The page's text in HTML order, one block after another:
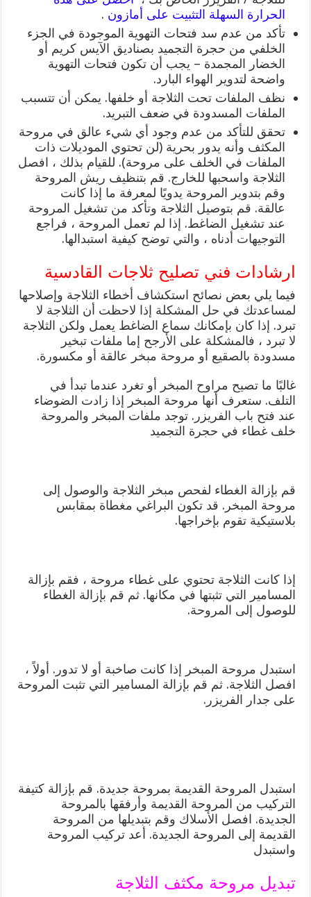
الحرارة السهلة التثبيت على أمازون .
تأكد من عدم سد فتحات التهوية الموجودة في الجزء
الخلفي من حجرة التجميد بصناديق الآيس كريم أو
الخضار المجمدة – يجب أن تكون فتحات التهوية
واضحة لتدوير الهواء البارد.
نظف الملفات تحت الثلاجة أو خلفها. يمكن أن تتسبب
الملفات المسدودة في ضعف التبريد.
تحقق للتأكد من عدم وجود أي شيء عالق في مروحة
المكثف وأنه يدور بحرية (لن تحتوي الموديلات ذات
الملفات في الخلف على مروحة). للقيام بذلك ، افصل
الثلاجة واسحبها للخارج. قم بتنظيف ريش المروحة
وقم بتدوير المروحة يدويًا لمعرفة ما إذا كانت
عالقة. قم بتوصيل الثلاجة وتأكد من تشغيل المروحة
عند تشغيل الضاغط. إذا لم تعمل المروحة ، فراجع
التوجيهات أدناه ، والتي توضح كيفية استبدالها.
ارشادات فني تصليح ثلاجات القادسية
فيما يلي بعض نصائح استكشاف أخطاء الثلاجة وإصلاحها
لمساعدتك في حل المشكلة إذا لاحظت أن الثلاجة لا
تبرد. إذا كان بإمكانك سماع الضاغط يعمل ولكن الثلاجة
لا تبرد ، فالمشكلة على الأرجح إما ملفات تبخير
مسدودة بالصقيع أو مروحة مبخر عالقة أو مكسورة.
غالبًا ما تصيح مراوح المبخر أو تغرد عندما تبدأ في
التلف. ستعرف أنها مروحة المبخر إذا زادت الضوضاء
عند فتح باب الفريزر. توجد ملفات المبخر والمروحة
خلف غطاء في حجرة التجميد
قم بإزالة الغطاء لفحص مبخر الثلاجة والوصول إلى
مروحة المبخر. قد تكون البراغي مغطاة بمقابس
بلاستيكية تقوم بإخراجها.
إذا كانت الثلاجة تحتوي على غطاء مروحة ، فقم بإزالة
المسامير التي تثبتها في مكانها. ثم قم بإزالة الغطاء
للوصول إلى المروحة.
استبدل مروحة المبخر إذا كانت صاخبة أو لا تدور. أولاً ،
افصل الثلاجة. ثم قم بإزالة المسامير التي تثبت المروحة
على جدار الفريزر.
استبدل المروحة القديمة بمروحة جديدة. قم بإزالة كتيفة
التركيب من المروحة القديمة وأرفقها بالمروحة
الجديدة. افصل الأسلاك وقم بتبديلها من المروحة
القديمة إلى المروحة الجديدة. أعد تركيب المروحة
واستبدل
تبديل مروحة مكثف الثلاجة